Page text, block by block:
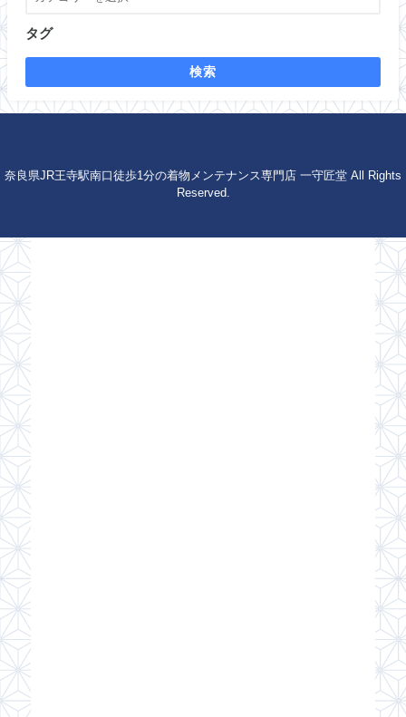
タグ
検索
奈良県JR王寺駅南口徒歩1分の着物メンテナンス専門店 一守匠堂 All Rights
Reserved.